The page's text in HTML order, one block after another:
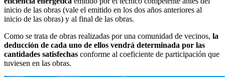
inicio de las obras (vale el emitido en los dos años anteriores al
inicio de las obras) y al final de las obras.
Como se trata de obras realizadas por una comunidad de vecinos, la
deducción de cada uno de ellos vendrá determinada por las
cantidades satisfechas conforme al coeficiente de participación que
tuviesen en las obras.